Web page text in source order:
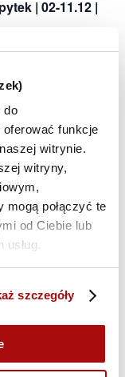
do
funkcje
witrynie.
witryny,
połączyć te
od Ciebie lub
szczegóły
| 02-11.12 |
| A.Maciorowski
| B.Paczyński |
ONLINE
@ 16:00
@ 12:30